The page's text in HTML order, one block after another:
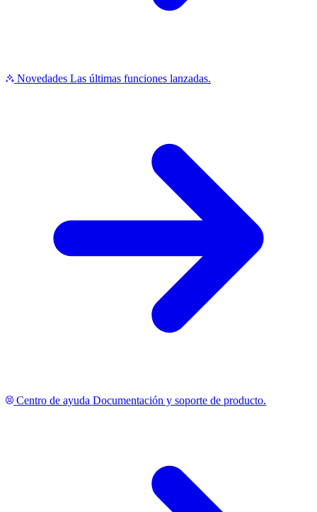
Novedades Las últimas funciones lanzadas.
Centro de ayuda Documentación y soporte de producto.